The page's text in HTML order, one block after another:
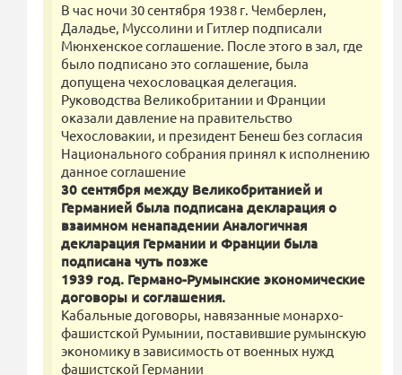
В час ночи 30 сентября 1938 г. Чемберлен,
Даладье, Муссолини и Гитлер подписали
Мюнхенское соглашение. После этого в зал, где
было подписано это соглашение, была
допущена чехословацкая делегация.
Руководства Великобритании и Франции
оказали давление на правительство
Чехословакии, и президент Бенеш без согласия
Национального собрания принял к исполнению
данное соглашение
30 сентября между Великобританией и
Германией была подписана декларация о
взаимном ненападении Аналогичная
декларация Германии и Франции была
подписана чуть позже
1939 год. Германо-Румынские экономические
договоры и соглашения.
Кабальные договоры, навязанные монархо-
фашистской Румынии, поставившие румынскую
экономику в зависимость от военных нужд
фашистской Германии